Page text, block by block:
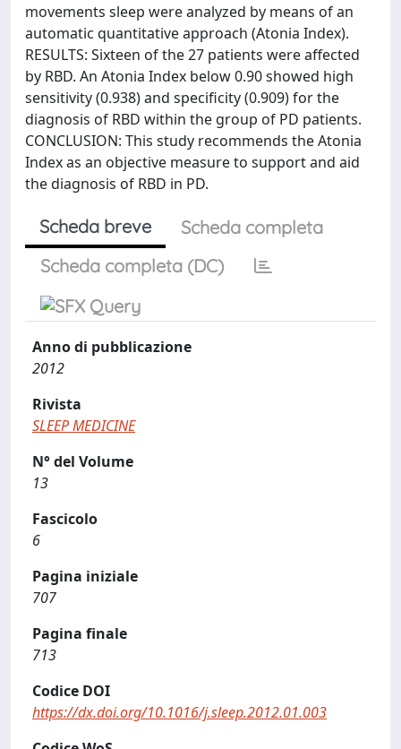
movements sleep were analyzed by means of an
automatic quantitative approach (Atonia Index).
RESULTS: Sixteen of the 27 patients were affected
by RBD. An Atonia Index below 0.90 showed high
sensitivity (0.938) and specificity (0.909) for the
diagnosis of RBD within the group of PD patients.
CONCLUSION: This study recommends the Atonia
Index as an objective measure to support and aid
the diagnosis of RBD in PD.
Scheda breve
Scheda completa
Scheda completa (DC)
Anno di pubblicazione
2012
Rivista
SLEEP MEDICINE
N° del Volume
13
Fascicolo
6
Pagina iniziale
707
Pagina finale
713
Codice DOI
https://dx.doi.org/10.1016/j.sleep.2012.01.003